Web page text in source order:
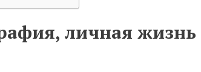
личная жизнь